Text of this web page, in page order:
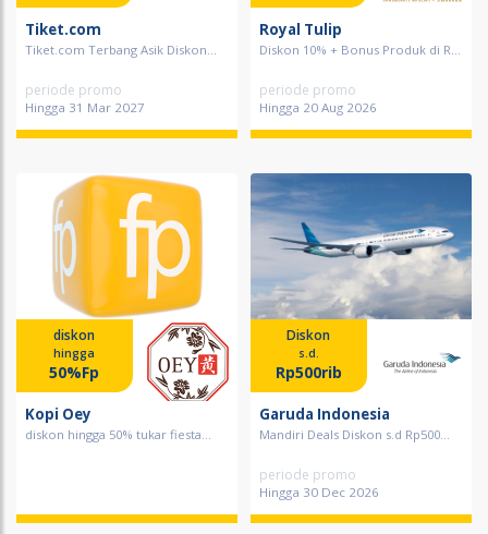
Tiket.com
Tiket.com Terbang Asik Diskon...
periode promo
Hingga 31 Mar 2027
Royal Tulip
Diskon 10% + Bonus Produk di R...
periode promo
Hingga 20 Aug 2026
diskon
hingga
50%Fp
Kopi Oey
diskon hingga 50% tukar fiesta...
Diskon
s.d.
Rp500rib
Garuda Indonesia
Mandiri Deals Diskon s.d Rp500...
periode promo
Hingga 30 Dec 2026